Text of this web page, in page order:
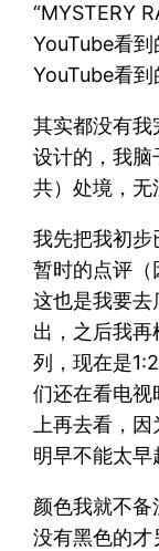
“MYSTERY
YouTube看到
YouTube看到
其实都没有我
设计的，我脑
共）处境，无
我先把我初
暂时的点评（
这也是我要去
出，之后我
列，现在是
们还在看电视
上再去看，因
明早不能太早
颜色我就不
没有黑色的